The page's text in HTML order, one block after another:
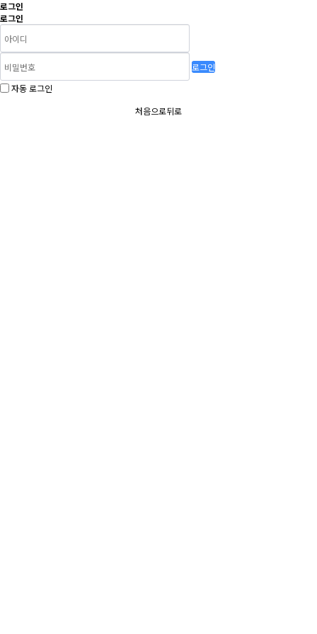
로그인
로그인
로그인
자동 로그인
처음으로뒤로